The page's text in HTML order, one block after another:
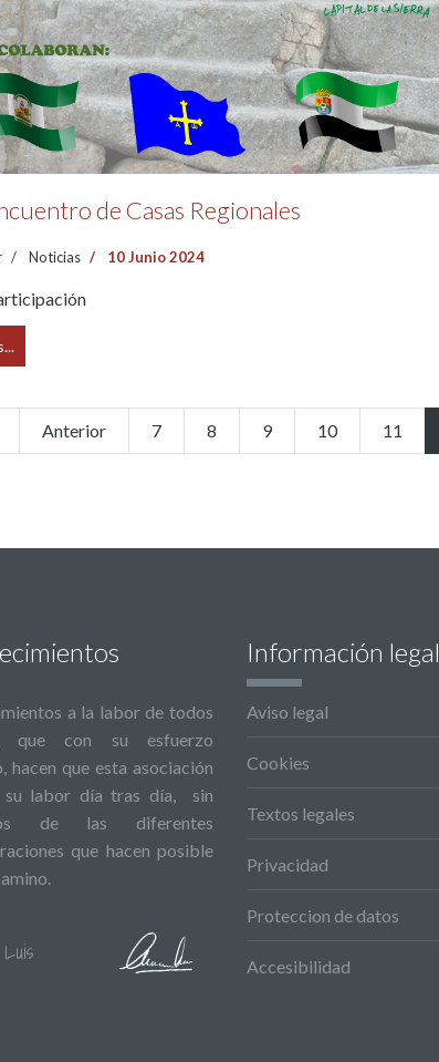
de Casas Regionales
Noticias 10 Junio 2024
Anterior 7 8 9 10 11
a la labor de todos
que con su esfuerzo
hacen que esta asociación
su labor día tras día, sin
de las diferentes
que hacen posible
Luis
Información legal
Aviso legal
Cookies
Textos legales
Privacidad
Proteccion de datos
Accesibilidad